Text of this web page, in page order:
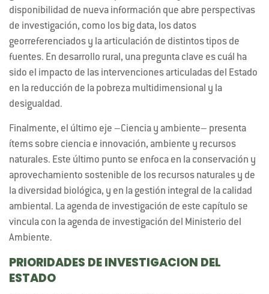
disponibilidad de nueva información que abre perspectivas
de investigación, como los big data, los datos
georreferenciados y la articulación de distintos tipos de
fuentes. En desarrollo rural, una pregunta clave es cuál ha
sido el impacto de las intervenciones articuladas del Estado
en la reducción de la pobreza multidimensional y la
desigualdad.
Finalmente, el último eje –Ciencia y ambiente– presenta
ítems sobre ciencia e innovación, ambiente y recursos
naturales. Este último punto se enfoca en la conservación y
aprovechamiento sostenible de los recursos naturales y de
la diversidad biológica, y en la gestión integral de la calidad
ambiental. La agenda de investigación de este capítulo se
vincula con la agenda de investigación del Ministerio del
Ambiente.
PRIORIDADES DE INVESTIGACION DEL
ESTADO